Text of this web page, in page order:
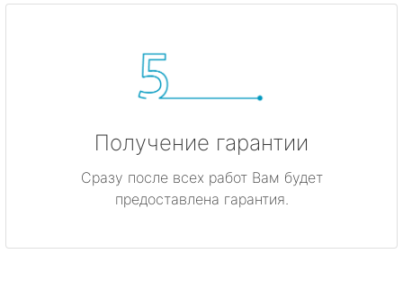
Получение гарантии
Сразу после всех работ Вам будет
предоставлена гарантия.